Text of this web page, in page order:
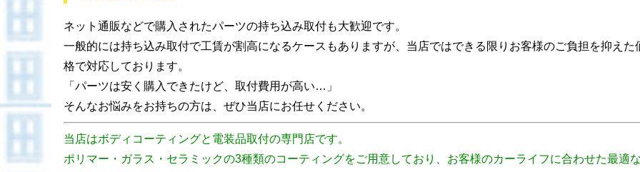
ネット通販などで購入されたパーツの持ち込み取付も大歓迎です。
一般的には持ち込み取付で工賃が割高になるケースもありますが、当店ではできる限りお客様のご負担を抑えた
格で対応しております。
「パーツは安く購入できたけど、取付費用が高い…」
そんなお悩みをお持ちの方は、ぜひ当店にお任せください。
当店はボディコーティングと電装品取付の専門店です。
ポリマー・ガラス・セラミックの3種類のコーティングをご用意しており、お客様のカーライフに合わせた最適